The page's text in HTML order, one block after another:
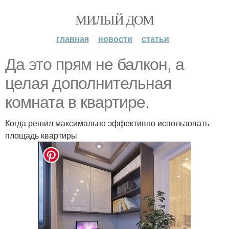
МИЛЫЙ ДОМ
главная новости статьи
Да это прям не балкон, а
целая дополнительная
комната в квартире.
Когда решил максимально эффективно использовать
площадь квартиры